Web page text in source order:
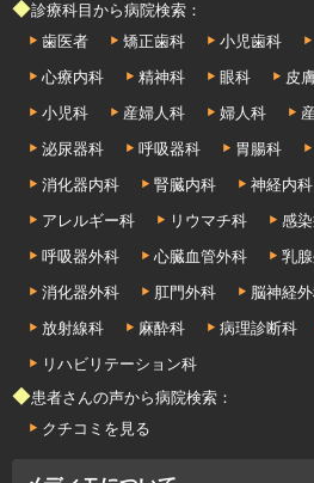
◆診療科目から病院検索：
歯医者
矯正歯科 小児歯科
心療内科
精神科 眼科 皮
小児科
産婦人科 婦人科
泌尿器科
呼吸器科 胃腸科
消化器内科
腎臓内科 神経内科
アレルギー科
リウマチ科 感
呼吸器外科
心臓血管外科 乳
消化器外科
肛門外科 脳神経
放射線科
麻酔科 病理診断科
リハビリテーション科
◆患者さんの声から病院検索：
クチコミを見る